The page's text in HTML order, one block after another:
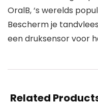
OralB, ‘s werelds
Bescherm je
een druksensor voor
Related